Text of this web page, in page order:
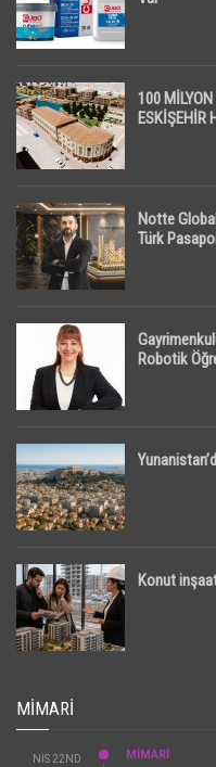
100
ESKİŞEHİR
Notte
Türk
Robotik
Konut
MIMARI
NIS 22ND
MİMARİ